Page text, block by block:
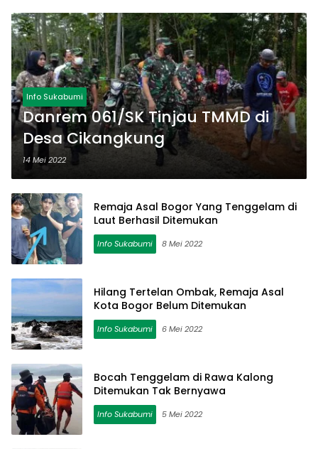
Info Sukabumi
Danrem 061/SK Tinjau TMMD di
Desa Cikangkung
14 Mei 2022
Remaja Asal Bogor Yang Tenggelam di
Laut Berhasil Ditemukan
Info Sukabumi 8 Mei 2022
Hilang Tertelan Ombak, Remaja Asal
Kota Bogor Belum Ditemukan
Info Sukabumi 6 Mei 2022
Bocah Tenggelam di Rawa Kalong
Ditemukan Tak Bernyawa
Info Sukabumi 5 Mei 2022